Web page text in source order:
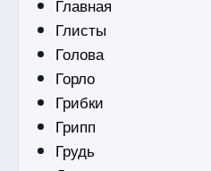
Главная
Глисты
Голова
Горло
Грибки
Грипп
Грудь